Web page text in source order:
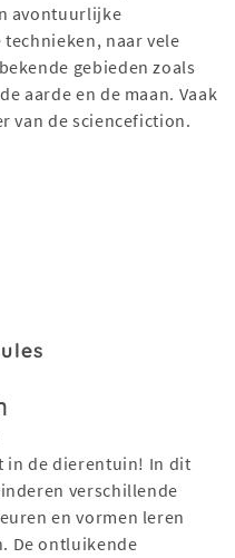
avontuurlijke
naar vele
gebieden zoals
aarde en de maan. Vaak
van de sciencefiction.
in de dierentuin! In dit
verschillende
en vormen leren
De ontluikende